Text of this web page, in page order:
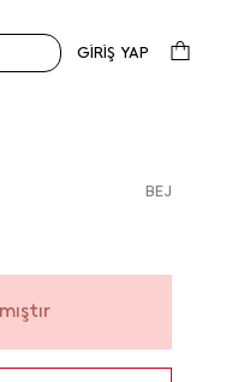
GİRİŞ YAP %0
BEJ